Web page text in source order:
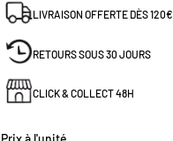
LIVRAISON OFFERTE DÈS 120€
RETOURS SOUS 30 JOURS
CLICK & COLLECT 48H